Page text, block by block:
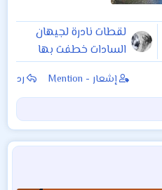
لقطات نادرة لجيهان
السادات خطفت بها
القلوب: هكذا عاشت
السيدة الأولى
إشعار - Mention رد